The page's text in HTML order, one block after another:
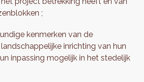
;
kenmerken van de
inrichting van hun
inpassing mogelijk in het stedelijk